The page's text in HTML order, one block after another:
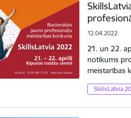
12.04.2022.
21. un 22.
notikums
meistarības
SkillsLatvia